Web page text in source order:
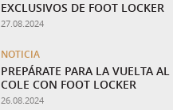
EXCLUSIVOS DE FOOT LOCKER
27.08.2024
NOTICIA
PREPÁRATE PARA LA VUELTA AL
COLE CON FOOT LOCKER
26.08.2024